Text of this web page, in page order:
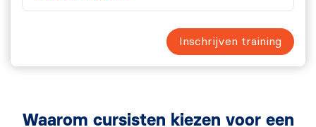
Inschrijven training
Waarom cursisten kiezen voor een